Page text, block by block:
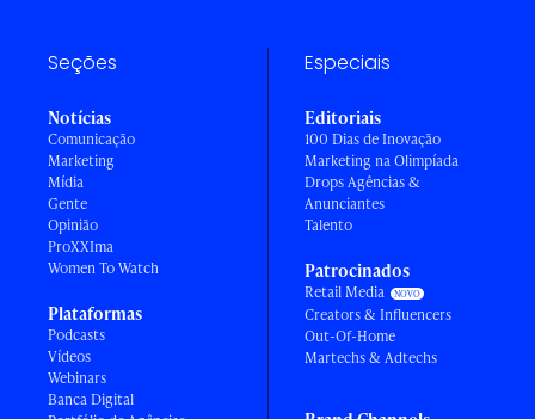
Seções
Notícias
Comunicação
Marketing
Mídia
Gente
Opinião
ProXXIma
Women To Watch
Plataformas
Podcasts
Vídeos
Webinars
Banca Digital
Especiais
Editoriais
100 Dias de Inovação
Marketing na Olimpíada
Drops Agências &
Anunciantes
Talento
Patrocinados
Retail Media
Creators & Influencers
Out-Of-Home
Martechs & Adtechs